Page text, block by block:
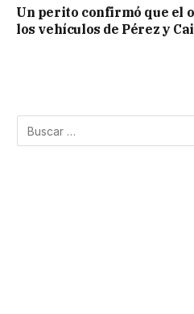
Un perito confirmó que el
los vehículos de Pérez y